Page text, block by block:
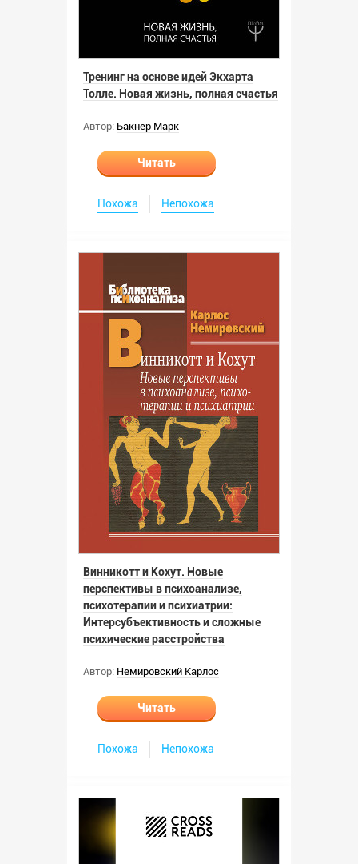
Тренинг на основе идей Экхарта
Толле. Новая жизнь, полная счастья
Автор: Бакнер Марк
Читать
Похожа Непохожа
Винникотт и Кохут. Новые
перспективы в психоанализе,
психотерапии и психиатрии:
Интерсубъективность и сложные
психические расстройства
Автор: Немировский Карлос
Читать
Похожа Непохожа